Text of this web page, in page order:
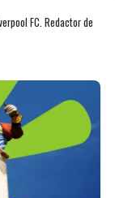
FC. Redactor de